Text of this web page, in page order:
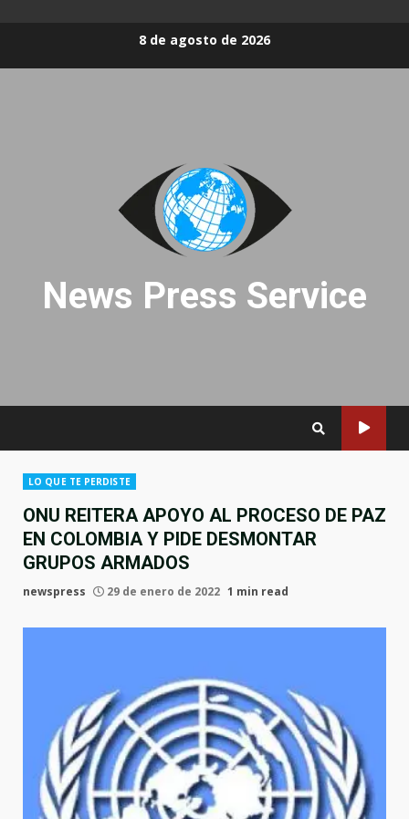
8 de agosto de 2026
News Press Service
LO QUE TE PERDISTE
ONU REITERA APOYO AL PROCESO DE PAZ
EN COLOMBIA Y PIDE DESMONTAR
GRUPOS ARMADOS
newspress 29 de enero de 2022 1 min read